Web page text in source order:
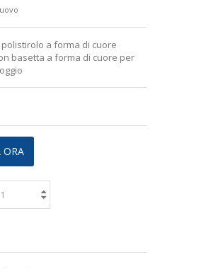
SICURO
a forma di cuore
basetta a forma di cuore per
ORA